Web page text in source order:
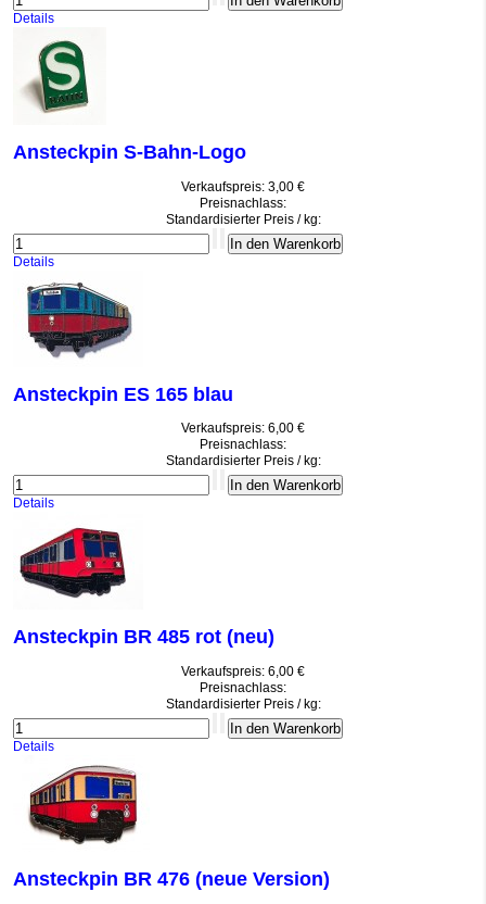
Details
Ansteckpin S-Bahn-Logo
Verkaufspreis: 3,00 €
Preisnachlass:
Standardisierter Preis / kg:
Details
Ansteckpin ES 165 blau
Verkaufspreis: 6,00 €
Preisnachlass:
Standardisierter Preis / kg:
Details
Ansteckpin BR 485 rot (neu)
Verkaufspreis: 6,00 €
Preisnachlass:
Standardisierter Preis / kg:
Details
Ansteckpin BR 476 (neue Version)